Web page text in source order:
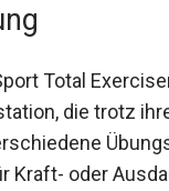
Total
die trotz
Kraft- oder